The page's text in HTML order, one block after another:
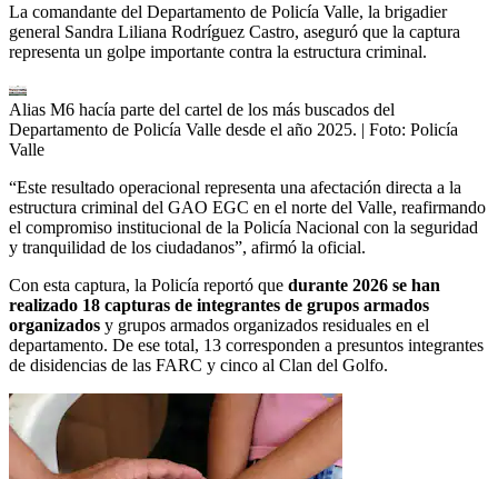
La comandante del Departamento de Policía Valle, la brigadier
general Sandra Liliana Rodríguez Castro, aseguró que la captura
representa un golpe importante contra la estructura criminal.
Alias M6 hacía parte del cartel de los más buscados del
Departamento de Policía Valle desde el año 2025. | Foto: Policía
Valle
“Este resultado operacional representa una afectación directa a la
estructura criminal del GAO EGC en el norte del Valle, reafirmando
el compromiso institucional de la Policía Nacional con la seguridad
y tranquilidad de los ciudadanos”, afirmó la oficial.
Con esta captura, la Policía reportó que durante 2026 se han
realizado 18 capturas de integrantes de grupos armados
organizados y grupos armados organizados residuales en el
departamento. De ese total, 13 corresponden a presuntos integrantes
de disidencias de las FARC y cinco al Clan del Golfo.